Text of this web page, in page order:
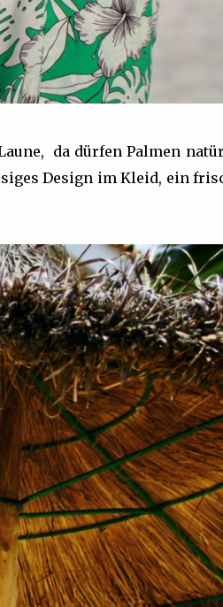
da dürfen Palmen
Design im Kleid, ein